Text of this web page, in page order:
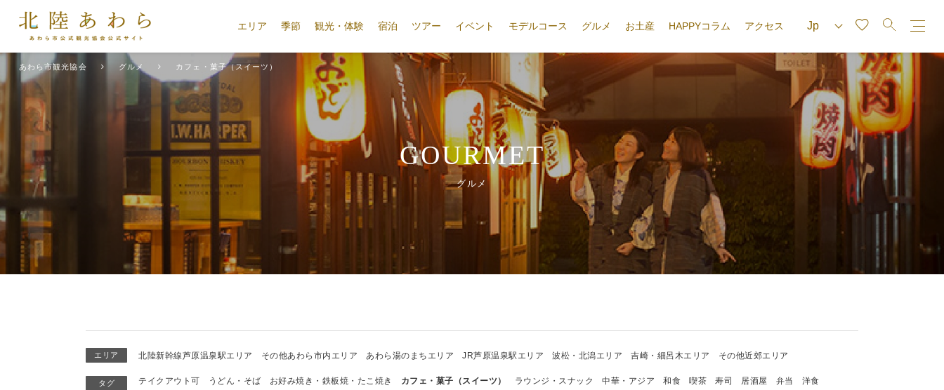
エリア 季節 観光・体験 宿泊 ツアー イベント モデルコース グルメ お土産 HAPPYコラム アクセス
あわら市観光協会 グルメ カフェ・菓子（スイーツ）
GOURMET
グルメ
エリア 北陸新幹線芦原温泉駅エリア その他あわら市内エリア あわら湯のまちエリア JR芦原温泉駅エリア 波松・北潟エリア 吉崎・細呂木エリア その他近郊エリア
タグ テイクアウト可 うどん・そば お好み焼き・鉄板焼・たこ焼き カフェ・菓子（スイーツ） ラウンジ・スナック 中華・アジア 和食 喫茶 寿司 居酒屋 弁当
洋食